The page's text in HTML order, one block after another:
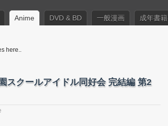
Anime DVD & BD 一般漫画 成年書籍
here..
スクールアイドル同好会 完結編 第2